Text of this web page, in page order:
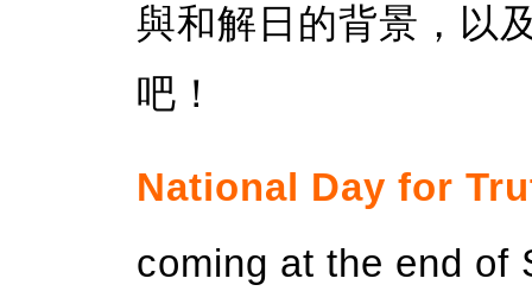
與和解日的背景，以
吧！
National Day for
coming at the end of